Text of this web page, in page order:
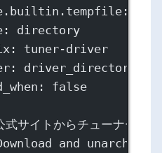
:
: directory
: tuner-driver
: driver_directory
: false
式サイトからチューナード
and